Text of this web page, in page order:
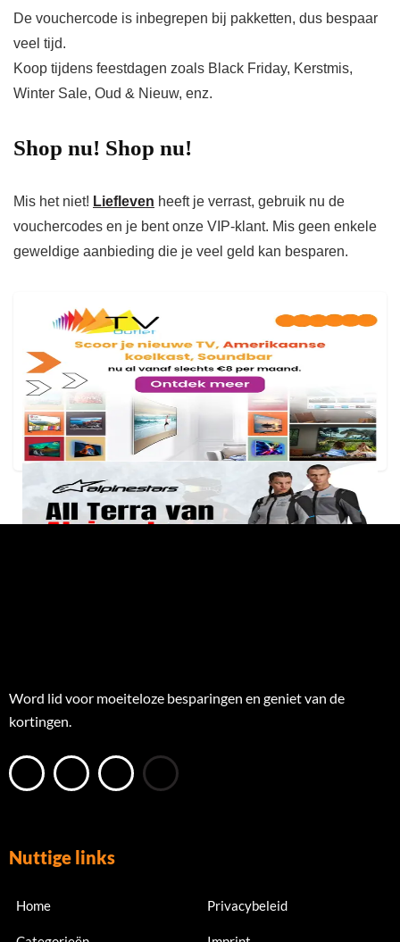
De vouchercode is inbegrepen bij pakketten, dus bespaar
veel tijd.
Koop tijdens feestdagen zoals Black Friday, Kerstmis,
Winter Sale, Oud & Nieuw, enz.
Shop nu! Shop nu!
Mis het niet! Liefleven heeft je verrast, gebruik nu de
vouchercodes en je bent onze VIP-klant. Mis geen enkele
geweldige aanbieding die je veel geld kan besparen.
Word lid voor moeiteloze besparingen en geniet van de
kortingen.
Nuttige links
Home Privacybeleid